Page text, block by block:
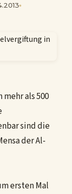
als 500
sind die
der Al-
ersten Mal